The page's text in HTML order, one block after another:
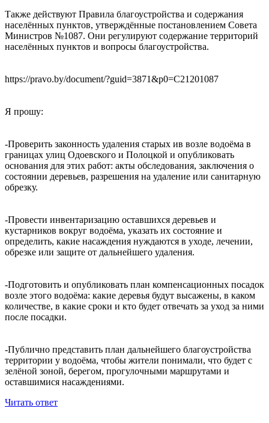
Также действуют Правила благоустройства и содержания
населённых пунктов, утверждённые постановлением Совета
Министров №1087. Они регулируют содержание территорий
населённых пунктов и вопросы благоустройства.
https://pravo.by/document/?guid=3871&p0=C21201087
Я прошу:
-Проверить законность удаления старых ив возле водоёма в
границах улиц Одоевского и Полоцкой и опубликовать
основания для этих работ: акты обследования, заключения о
состоянии деревьев, разрешения на удаление или санитарную
обрезку.
-Провести инвентаризацию оставшихся деревьев и
кустарников вокруг водоёма, указать их состояние и
определить, какие насаждения нуждаются в уходе, лечении,
обрезке или защите от дальнейшего удаления.
-Подготовить и опубликовать план компенсационных посадок
возле этого водоёма: какие деревья будут высажены, в каком
количестве, в какие сроки и кто будет отвечать за уход за ними
после посадки.
-Публично представить план дальнейшего благоустройства
территории у водоёма, чтобы жители понимали, что будет с
зелёной зоной, берегом, прогулочными маршрутами и
оставшимися насаждениями.
Читать ответ